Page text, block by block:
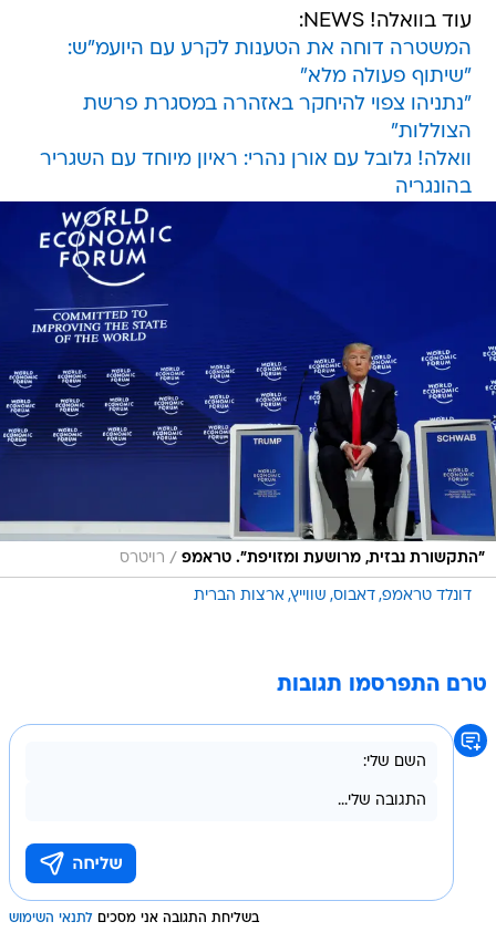
עוד בוואלה! NEWS:
המשטרה דוחה את הטענות לקרע עם היועמ"ש:
"שיתוף פעולה מלא"
"נתניהו צפוי להיחקר באזהרה במסגרת פרשת
הצוללות"
וואלה! גלובל עם אורן נהרי: ראיון מיוחד עם השגריר
בהונגריה
"התקשורת נבזית, מרושעת ומזויפת". טראמפ / רויטרס
דונלד טראמפ דאבוס שווייץ ארצות הברית
טרם התפרסמו תגובות
בשליחת התגובה אני מסכים לתנאי השימוש